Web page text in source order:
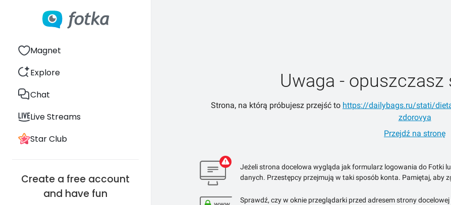
Magnet
Explore
Chat
Live Streams
Star Club
Create a free account
and have fun
Uwaga - opuszczasz
Strona, na którą próbujesz przejść to https://dailybags.ru/stati/
zdorovya
Przejdź na stronę
Jeżeli strona docelowa wygląda jak formularz logowania do Fotki
danych. Przestępcy przejmują w taki sposób konta. Pamiętaj, aby
Sprawdź, czy w oknie przeglądarki przed adresem strony docelowej